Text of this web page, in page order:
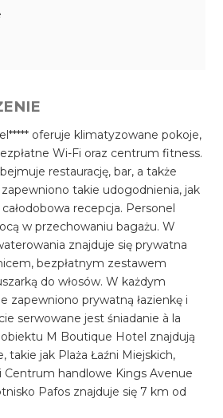
oferuje klimatyzowane pokoje,
Wi-Fi oraz centrum fitness.
restaurację, bar, a także
zapewniono takie udogodnienia, jak
recepcja. Personel
w przechowaniu bagażu. W
znajduje się prywatna
bezpłatnym zestawem
do włosów. W każdym
zapewniono prywatną łazienkę i
serwowane jest śniadanie à la
M Boutique Hotel znajdują
takie jak Plaża Łaźni Miejskich,
Centrum handlowe Kings Avenue
Pafos znajduje się 7 km od